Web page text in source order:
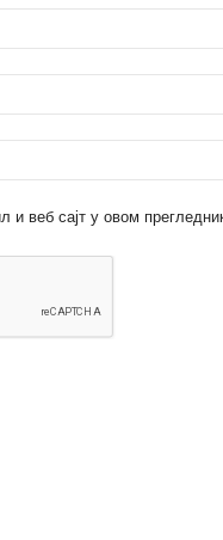
и веб сајт у овом